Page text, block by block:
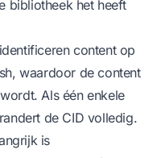
bibliotheek het heeft
content op
waardoor de content
Als één enkele
de CID volledig.
is